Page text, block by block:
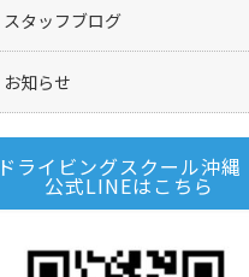
スタッフブログ
お知らせ
ドライビングスクール沖縄
公式LINEはこちら